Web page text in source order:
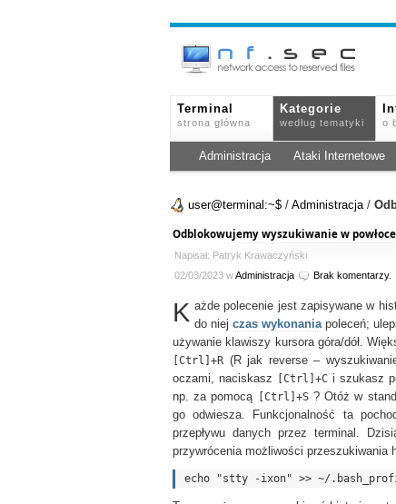
Terminal
strona główna
Kategorie
według tematyki o
Administracja Ataki Internetowe
user@terminal:~$ / Administracja/
Odblokowujemy wyszukiwanie w
Napisał: Patryk Krawaczyński
02/03/2023 wAdministracja Brak komentarzy.
K ażde polecenie jest zapisywane w
do niej czas wykonaniapoleceń;
używanie klawiszy kursora góra/dół.
[Ctrl]+R (R jak reverse –
oczami, naciskasz
[Ctrl]+C i szukasz
np. za pomocą
[Ctrl]+S? Otóż w
go odwiesza. Funkcjonalność ta
przepływu danych przez terminal.
przywrócenia możliwości przeszukiwania